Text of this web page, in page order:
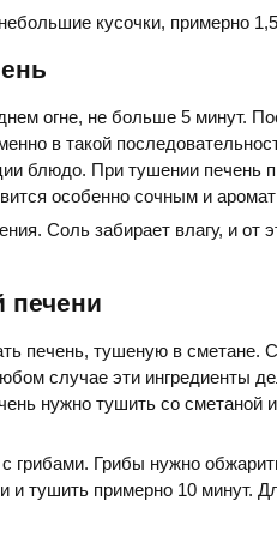
кусочки, примерно
огне, не больше 5 минут.
в такой
блюдо. При тушении печень
особенно сочным и
Соль забирает влагу, и от
печени
печень, тушеную в сметане.
случае эти ингредиенты
нужно тушить со сметаной
грибами. Грибы нужно
и тушить примерно 10 минут.